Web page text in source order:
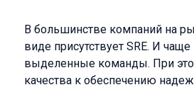
В большинстве компаний на
виде присутствует SRE. И
выделенные команды. При
качества к обеспечению